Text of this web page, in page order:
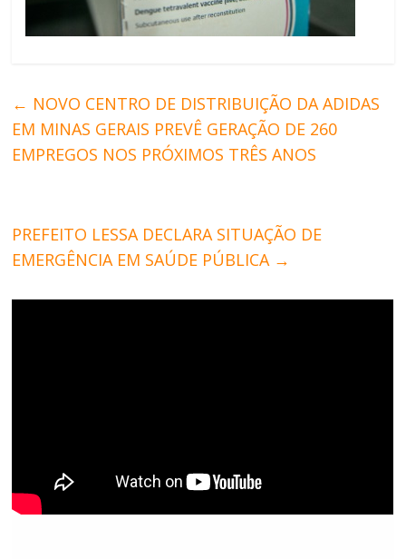
← NOVO CENTRO DE DISTRIBUIÇÃO DA ADIDAS
EM MINAS GERAIS PREVÊ GERAÇÃO DE 260
EMPREGOS NOS PRÓXIMOS TRÊS ANOS
PREFEITO LESSA DECLARA SITUAÇÃO DE
EMERGÊNCIA EM SAÚDE PÚBLICA →